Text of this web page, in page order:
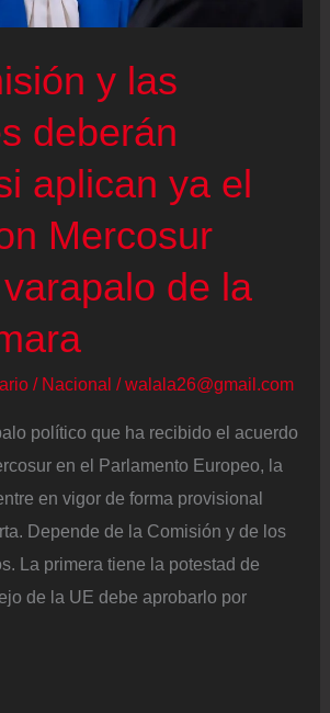
y las
deberán
aplican ya el
Mercosur
de la
/ Nacional /walala26@gmail.com
político que ha recibido el acuerdo
en el Parlamento Europeo, la
en vigor de forma provisional
Depende de la Comisión y de los
La primera tiene la potestad de
de la UE debe aprobarlo por